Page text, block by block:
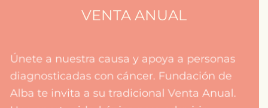
VENTA ANUAL
Únete a nuestra causa y apoya a personas
diagnosticadas con cáncer. Fundación de
Alba te invita a su tradicional Venta Anual.